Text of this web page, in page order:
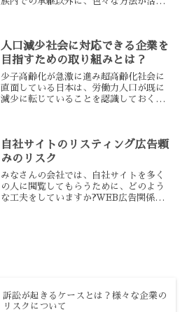
いことが多くあります。
人口減少社会に対応できる企業を
目指すための取り組みとは？
少子高齢化が急激に進み超高齢化社会に
直面している日本は、労働力人口が既に
減少に転じていることを認識しておく必
に若年労働力を十分採...
自社サイトのリスティング広告頼
みのリスク
みなさんの会社では、自社サイトを多く
の人に閲覧してもらうために、どのよう
な工夫をしていますか?WEB広告関係の1
訴訟が起きるケースとは？様々な企業の
リスクについて